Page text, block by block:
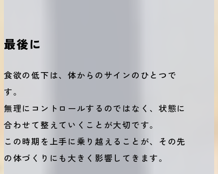
最後に
食欲の低下は、体からのサインのひとつで
す。
無理にコントロールするのではなく、状態に
合わせて整えていくことが大切です。
この時期を上手に乗り越えることが、その先
の体づくりにも大きく影響してきます。